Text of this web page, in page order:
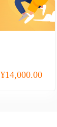
¥14,000.00